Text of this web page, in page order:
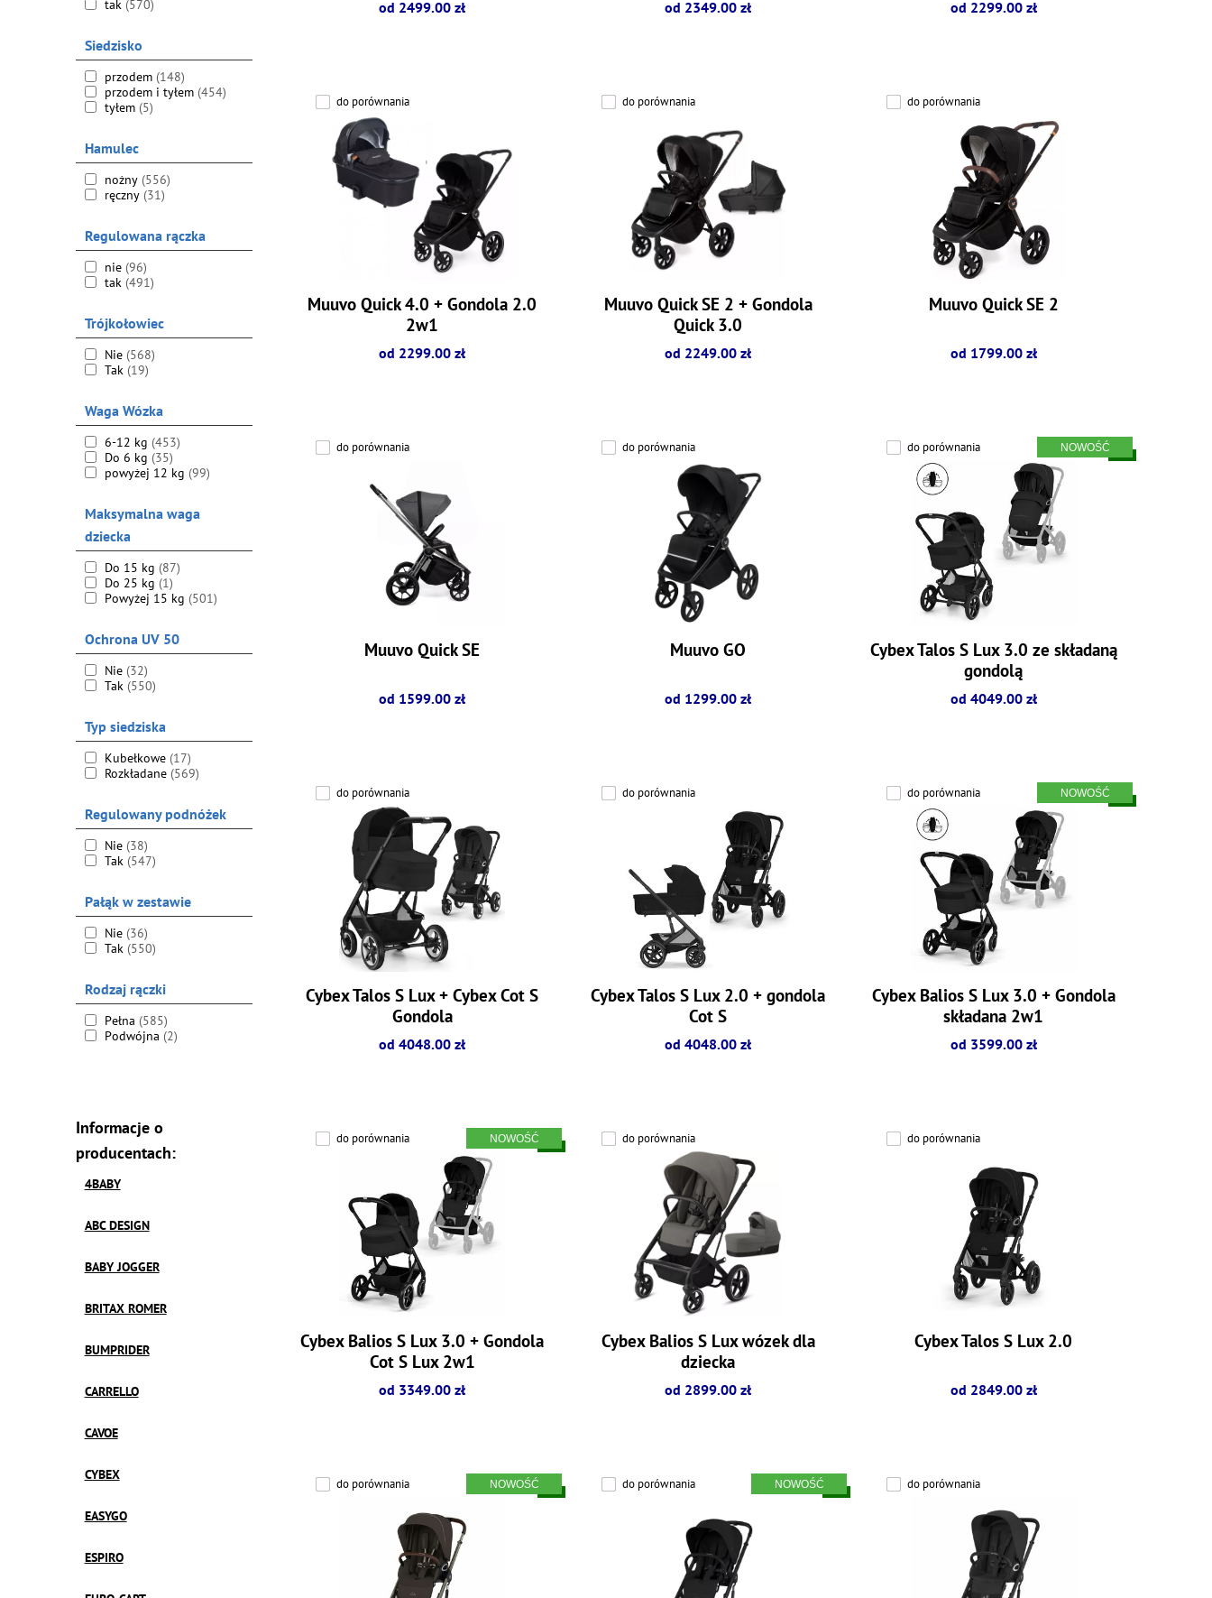
tak (570)
Siedzisko
przodem (148)
przodem i tyłem (454)
tyłem (5)
Hamulec
nożny (556)
ręczny (31)
Regulowana rączka
nie (96)
tak (491)
Trójkołowiec
Nie (568)
Tak (19)
Waga Wózka
6-12 kg (453)
Do 6 kg (35)
powyżej 12 kg (99)
Maksymalna waga
dziecka
Do 15 kg (87)
Do 25 kg (1)
Powyżej 15 kg (501)
Ochrona UV 50
Nie (32)
Tak (550)
Typ siedziska
Kubełkowe (17)
Rozkładane (569)
Regulowany podnóżek
Nie (38)
Tak (547)
Pałąk w zestawie
Nie (36)
Tak (550)
Rodzaj rączki
Pełna (585)
Podwójna (2)
Informacje o
producentach:
4BABY
ABC DESIGN
BABY JOGGER
BRITAX ROMER
BUMPRIDER
CARRELLO
CAVOE
CYBEX
EASYGO
ESPIRO
od 2499.00 zł od 2349.00 zł od 2299.00 zł
do porównania
Muuvo Quick 4.0 + Gondola 2.0
2w1
od 2299.00 zł
do porównania
Muuvo Quick SE 2 + Gondola
Quick 3.0
od 2249.00 zł
do porównania
Muuvo Quick SE 2
od 1799.00 zł
do porównania
Muuvo Quick SE
od 1599.00 zł
do porównania
Muuvo GO
od 1299.00 zł
do porównania
Cybex Talos S Lux 3.0 ze składaną
gondolą
od 4049.00 zł
do porównania
Cybex Talos S Lux + Cybex Cot S
Gondola
od 4048.00 zł
do porównania
Cybex Talos S Lux 2.0 + gondola
Cot S
od 4048.00 zł
do porównania
Cybex Balios S Lux 3.0 + Gondola
składana 2w1
od 3599.00 zł
do porównania
Cybex Balios S Lux 3.0 + Gondola
Cot S Lux 2w1
od 3349.00 zł
do porównania
Cybex Balios S Lux wózek dla
dziecka
od 2899.00 zł
do porównania
Cybex Talos S Lux 2.0
od 2849.00 zł
do porównania do porównania do porównania